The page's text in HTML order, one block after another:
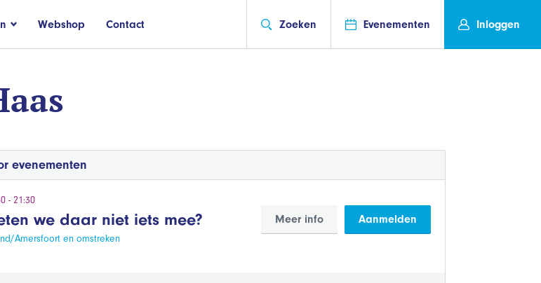
Webshop Contact Zoeken Evenementen Inloggen
evenementen
- 21:30
we daar niet iets mee?
Amersfoort en omstreken
Meer info Aanmelden